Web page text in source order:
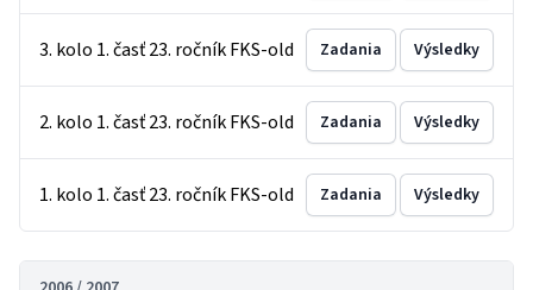
3. kolo 1. časť 23. ročník FKS-old Zadania Výsledky
2. kolo 1. časť 23. ročník FKS-old Zadania Výsledky
1. kolo 1. časť 23. ročník FKS-old Zadania Výsledky